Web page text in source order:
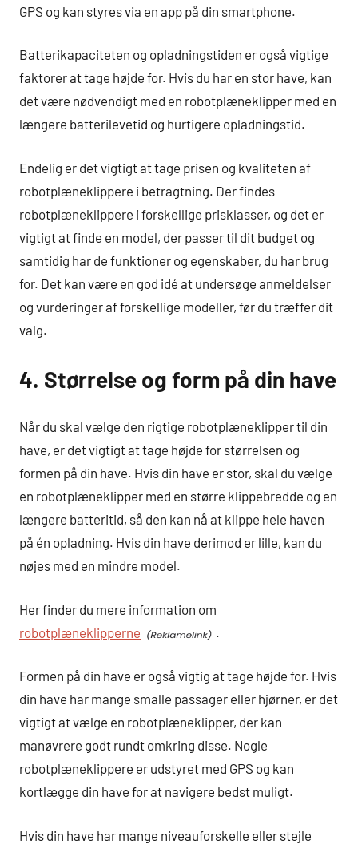
GPS og kan styres via en app på din smartphone.
Batterikapaciteten og opladningstiden er også vigtige
faktorer at tage højde for. Hvis du har en stor have, kan
det være nødvendigt med en robotplæneklipper med en
længere batterilevetid og hurtigere opladningstid.
Endelig er det vigtigt at tage prisen og kvaliteten af
robotplæneklippere i betragtning. Der findes
robotplæneklippere i forskellige prisklasser, og det er
vigtigt at finde en model, der passer til dit budget og
samtidig har de funktioner og egenskaber, du har brug
for. Det kan være en god idé at undersøge anmeldelser
og vurderinger af forskellige modeller, før du træffer dit
valg.
4. Størrelse og form på din have
Når du skal vælge den rigtige robotplæneklipper til din
have, er det vigtigt at tage højde for størrelsen og
formen på din have. Hvis din have er stor, skal du vælge
en robotplæneklipper med en større klippebredde og en
længere batteritid, så den kan nå at klippe hele haven
på én opladning. Hvis din have derimod er lille, kan du
nøjes med en mindre model.
Her finder du mere information om
robotplæneklipperne
.
Formen på din have er også vigtig at tage højde for. Hvis
din have har mange smalle passager eller hjørner, er det
vigtigt at vælge en robotplæneklipper, der kan
manøvrere godt rundt omkring disse. Nogle
robotplæneklippere er udstyret med GPS og kan
kortlægge din have for at navigere bedst muligt.
Hvis din have har mange niveauforskelle eller stejle